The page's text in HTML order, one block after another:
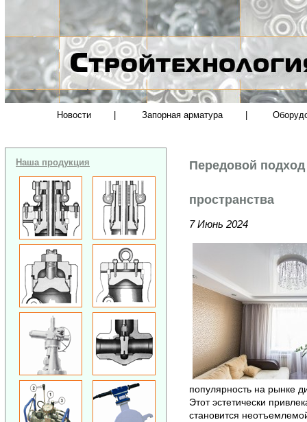
Новости Запорная арматура
Наша продукция Передовой
пространства
7 Июнь 2024
популярность на рынке
Этот эстетически
становится